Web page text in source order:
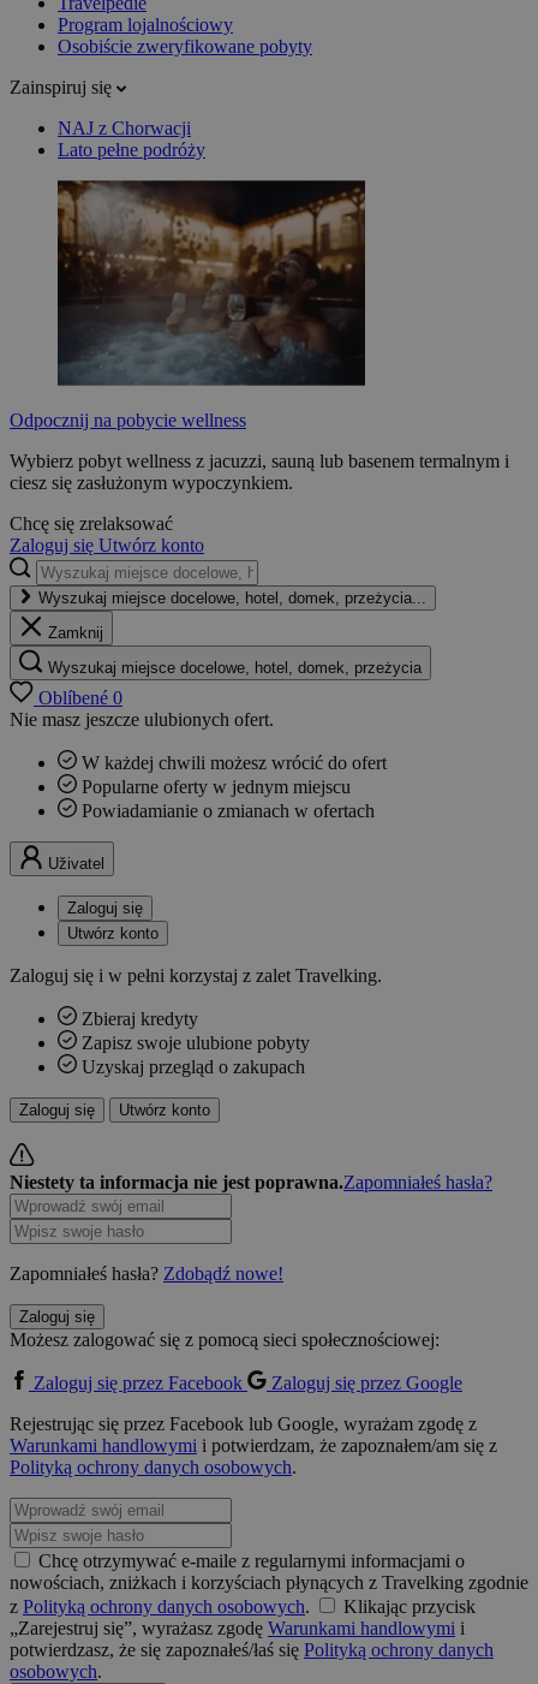
Program lojalnościowy
Osobiście zweryfikowane pobyty
Zainspiruj się
NAJ z Chorwacji
Lato pełne podróży
Odpocznij na pobycie wellness
Wybierz pobyt wellness z jacuzzi, sauną lub basenem termalnym i
ciesz się zasłużonym wypoczynkiem.
Chcę się zrelaksować
Zaloguj się Utwórz konto
Wyszukaj miejsce docelowe, hotel, domek, przeżycia...
Zamknij
Wyszukaj miejsce docelowe, hotel, domek, przeżycia
Oblíbené 0
Nie masz jeszcze ulubionych ofert.
W każdej chwili możesz wrócić do ofert
Popularne oferty w jednym miejscu
Powiadamianie o zmianach w ofertach
Uživatel
Zaloguj się
Utwórz konto
Zaloguj się i w pełni korzystaj z zalet Travelking.
Zbieraj kredyty
Zapisz swoje ulubione pobyty
Uzyskaj przegląd o zakupach
Zaloguj się Utwórz konto
Niestety ta informacja nie jest poprawna.Zapomniałeś hasła?
Zapomniałeś hasła? Zdobądź nowe!
Zaloguj się
Możesz zalogować się z pomocą sieci społecznościowej:
Zaloguj się przez Facebook
Zaloguj się przez Google
Rejestrując się przez Facebook lub Google, wyrażam zgodę z
Warunkami handlowymi i potwierdzam, że zapoznałem/am się z
Polityką ochrony danych osobowych.
Chcę otrzymywać e-maile z regularnymi informacjami o
nowościach, zniżkach i korzyściach płynących z Travelking zgodnie
z Polityką ochrony danych osobowych.
Klikając przycisk
„Zarejestruj się”, wyrażasz zgodę Warunkami handlowymi i
potwierdzasz, że się zapoznałeś/łaś się Polityką ochrony danych
osobowych.